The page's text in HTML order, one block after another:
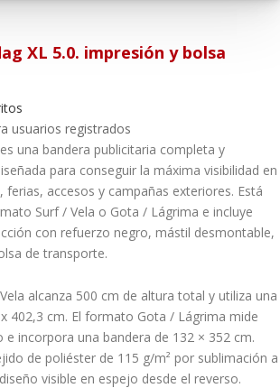
XL 5.0. impresión y bolsa
usuarios registrados
es una bandera publicitaria completa y
para conseguir la máxima visibilidad en
ferias, accesos y campañas exteriores. Está
Surf / Vela o Gota / Lágrima e incluye
con refuerzo negro, mástil desmontable,
de transporte.
alcanza 500 cm de altura total y utiliza una
402,3 cm. El formato Gota / Lágrima mide
e incorpora una bandera de 132 × 352 cm.
de poliéster de 115 g/m² por sublimación a
visible en espejo desde el reverso.